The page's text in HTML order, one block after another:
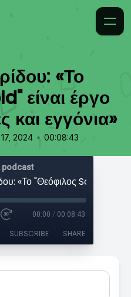
«Το
είναι έργο
εγγόνια»
2024 • 00:08:43
00:00 / 00:08:43
SUBSCRIBE SHARE